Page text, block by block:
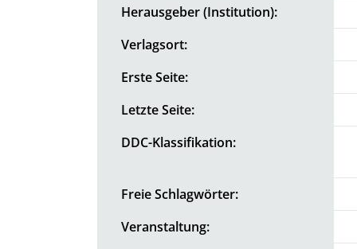
Herausgeber (Institution):
Verlagsort:
Erste Seite:
Letzte Seite:
DDC-Klassifikation:
Freie Schlagwörter:
Veranstaltung: